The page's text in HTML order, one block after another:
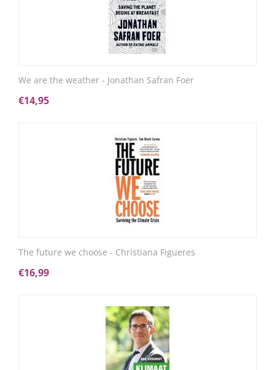
We are the weather - Jonathan Safran Foer
€14,95
The future we choose - Christiana Figueres
€16,99